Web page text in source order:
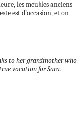
les meubles anciens
est d’occasion, et on
to her grandmother who
vocation for Sara.